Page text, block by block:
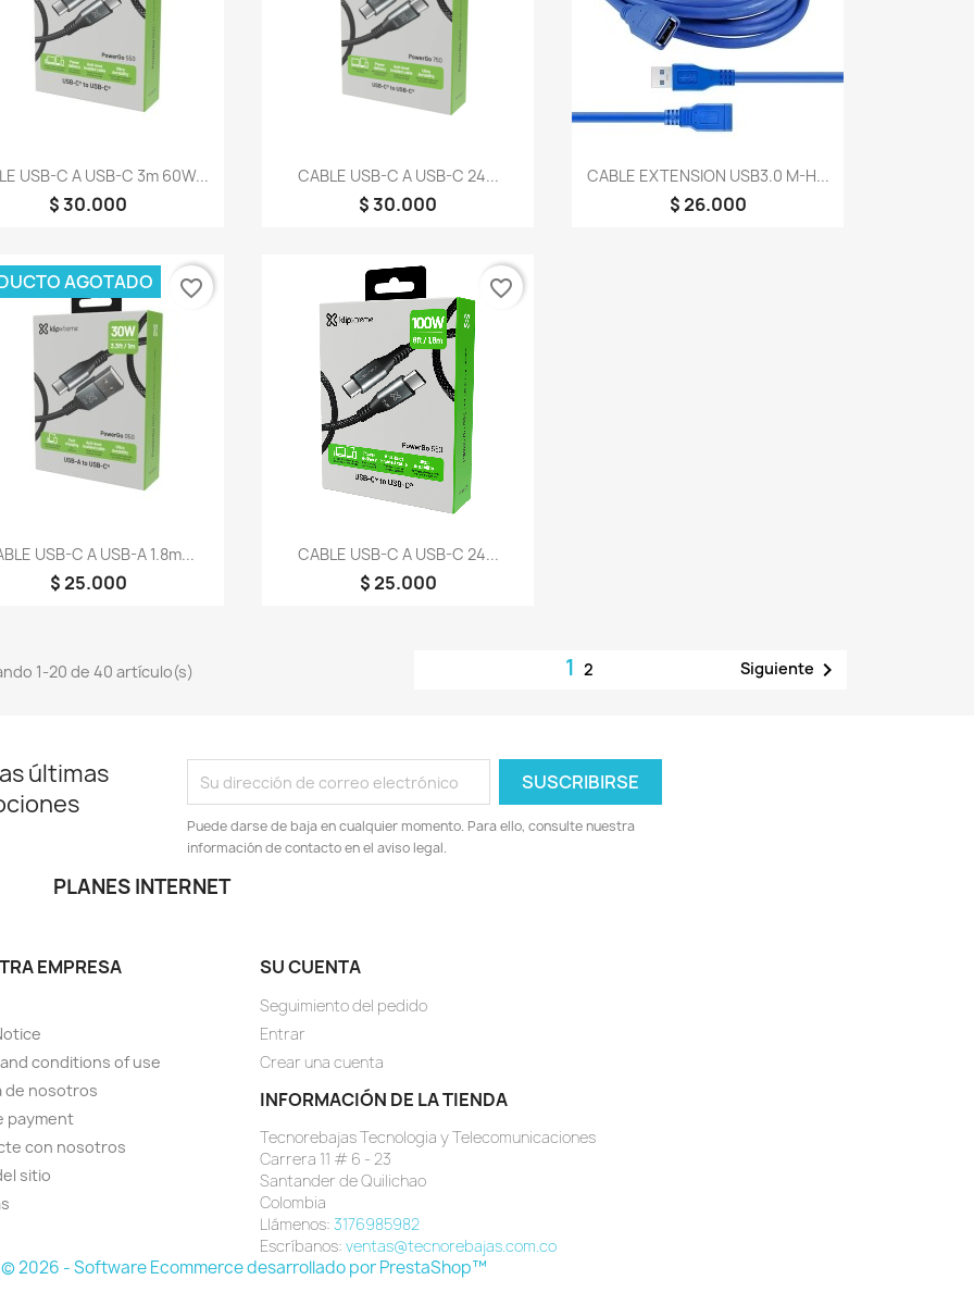
Vista rápida
USB-C A USB-C 3m 60W...
$ 30.000
Vista rápida
CABLE USB-C A USB-C 24...
$ 30.000
Vista rápida
CABLE EXTENSION USB3.0 M-H...
$ 26.000
Vista rápida
USB-C A USB-A 1.8m...
$ 25.000
AGOTADO favorite_border
Vista rápida
CABLE USB-C A USB-C 24...
$ 25.000
favorite_border
1-20 de 40 artículo(s) 12 Siguiente 
últimas
Puede darse de baja en cualquier momento. Para ello, consulte nuestra
información de contacto en el aviso legal.
PLANES INTERNET
EMPRESA
conditions of use
de nosotros
payment
con nosotros
sitio
SU CUENTA
Seguimiento del pedido
Entrar
Crear una cuenta
INFORMACIÓN DE LA TIENDA
Tecnorebajas Tecnologia y Telecomunicaciones
Carrera 11 # 6 - 23
Santander de Quilichao
Colombia
Llámenos: 3176985982
Escríbanos: ventas@tecnorebajas.com.co
© 2026 - Software Ecommerce desarrollado por PrestaShop™